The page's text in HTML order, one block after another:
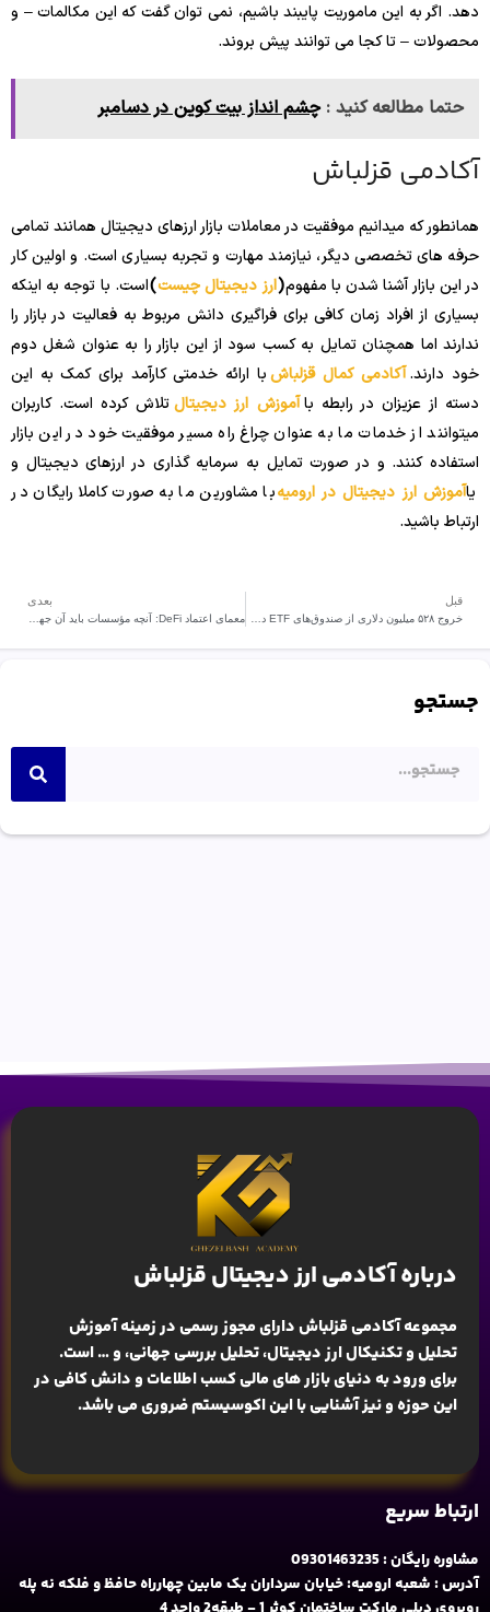
دهد. اگر به این ماموریت پایبند باشیم، نمی توان گفت که این مکالمات – و
محصولات – تا کجا می توانند پیش بروند.
حتما مطالعه کنید : چشم انداز بیت کوین در دسامبر
آکادمی قزلباش
همانطور که میدانیم موفقیت در معاملات بازار ارزهای دیجیتال همانند تمامی
حرفه های تخصصی دیگر، نیازمند مهارت و تجربه بسیاری است. و اولین کار
در این بازار آشنا شدن با مفهوم(ارز دیجیتال چیست)است. با توجه به اینکه
بسیاری از افراد زمان کافی برای فراگیری دانش مربوط به فعالیت در بازار را
ندارند اما همچنان تمایل به کسب سود از این بازار را به عنوان شغل دوم
خود دارند.آکادمی کمال قزلباشبا ارائه خدمتی کارآمد برای کمک به این
دسته از عزیزان در رابطه باآموزش ارز دیجیتالتلاش کرده است. کاربران
میتوانند از خدمات ما به عنوان چراغ راه مسیر موفقیت خود در این بازار
استفاده کنند. و در صورت تمایل به سرمایه گذاری در ارزهای دیجیتال و
یاآموزش ارز دیجیتال در ارومیهبا مشاورین ما به صورت کاملا رایگان در
ارتباط باشید.
قبل بعدی
جستجو
درباره آکادمی ارز دیجیتال قزلباش
مجموعه آکادمی قزلباش دارای مجوز رسمی در زمینهآموزش
تحلیل و تکنیکال ارز دیجیتال، تحلیل بررسی جهانی، و … است.
برای ورود به دنیای بازار های مالی کسب اطلاعات و دانش کافی در
این حوزه و نیز آشنایی با این اکوسیستم ضروری می باشد.
ارتباط سریع
مشاوره رایگان : 09301463235
آدرس : شعبه ارومیه: خیابان سرداران یک مابین چهارراه حافظ و فلکه نه پله